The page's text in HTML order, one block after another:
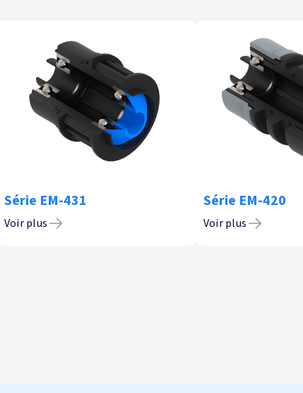
Série EM-431
Voir plus
Série EM-420
Voir plus